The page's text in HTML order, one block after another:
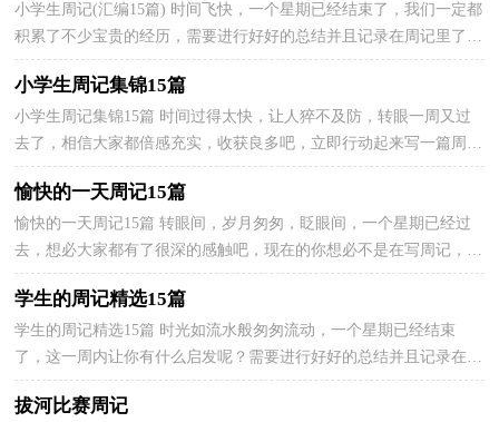
小学生周记(汇编15篇) 时间飞快，一个星期已经结束了，我们一定都
积累了不少宝贵的经历，需要进行好好的总结并且记录在周记里了。
相信许多人会觉得周记很难写吧，以下是小编收集整...
小学生周记集锦15篇
小学生周记集锦15篇 时间过得太快，让人猝不及防，转眼一周又过
去了，相信大家都倍感充实，收获良多吧，立即行动起来写一篇周记
吧。相信许多人会觉得周记很难写吧，以下是小编收集整理...
愉快的一天周记15篇
愉快的一天周记15篇 转眼间，岁月匆匆，眨眼间，一个星期已经过
去，想必大家都有了很深的感触吧，现在的你想必不是在写周记，就
是在准备写周记吧。那么写周记需要注意哪些问题呢？下面是...
学生的周记精选15篇
学生的周记精选15篇 时光如流水般匆匆流动，一个星期已经结束
了，这一周内让你有什么启发呢？需要进行好好的总结并且记录在周
记里了。一起来参考周记是怎么写的吧，以下是小编精心...
拔河比赛周记